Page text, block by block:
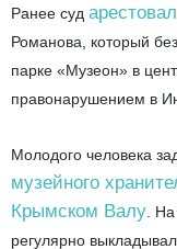
Ранее суд
Романова, который
парке «Музеон» в
правонарушением в
Молодого человека
музейного
Крымском Валу .
регулярно